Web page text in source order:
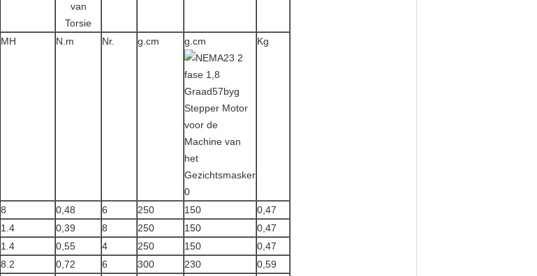
van
Torsie
MH N.m Nr. g.cm g.cm Kg
8 0,48 6 250 150
0,47
1.4 0,39 8 250 150
0,47
1.4 0,55 4 250 150
0,47
8.2 0,72 6 300 230
0,59